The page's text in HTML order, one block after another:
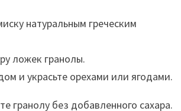
натуральным греческим
ложек гранолы.
и украсьте орехами или ягодами.
гранолу без добавленного сахара.